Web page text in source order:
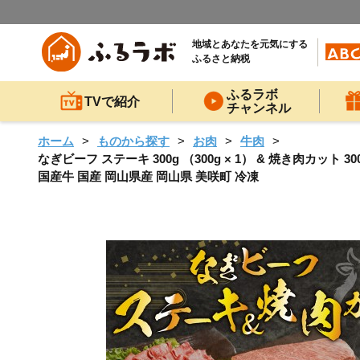
地域とあなたを元気にする
ふるさと納税
TVで紹介
ふるラボ
チャンネル
ホーム ものから探す お肉
牛肉
なぎビーフ ステーキ 300g （300g × 1） & 焼き肉カット
国産牛 国産 岡山県産 岡山県 美咲町 冷凍